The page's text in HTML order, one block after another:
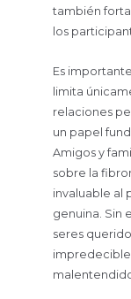
también
los
Es
limita
relaciones
un papel
Amigos y
sobre la
invaluable al
genuina. Sin
seres